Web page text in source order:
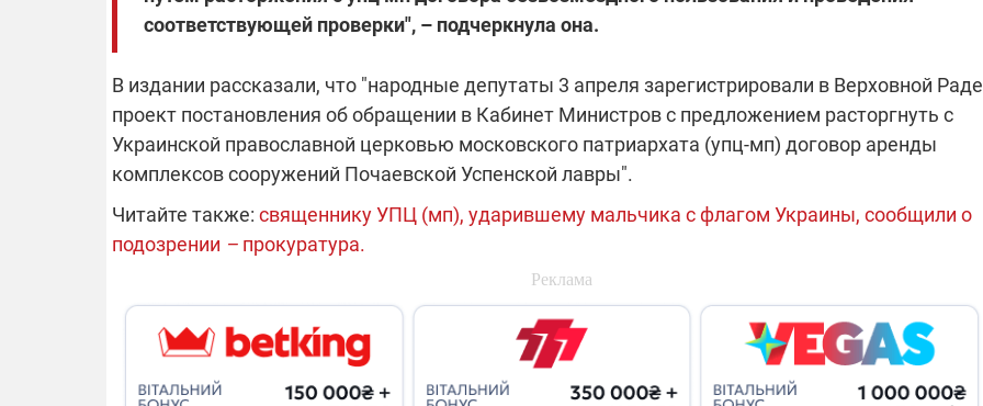
соответствующей проверки", – подчеркнула она.
В издании рассказали, что "народные депутаты 3 апреля зарегистрировали в Верховной Раде
проект постановления об обращении в Кабинет Министров с предложением расторгнуть с
Украинской православной церковью московского патриархата (упц-мп) договор аренды
комплексов сооружений Почаевской Успенской лавры".
Читайте также: священнику УПЦ (мп), ударившему мальчика с флагом Украины, сообщили о
подозрении – прокуратура.